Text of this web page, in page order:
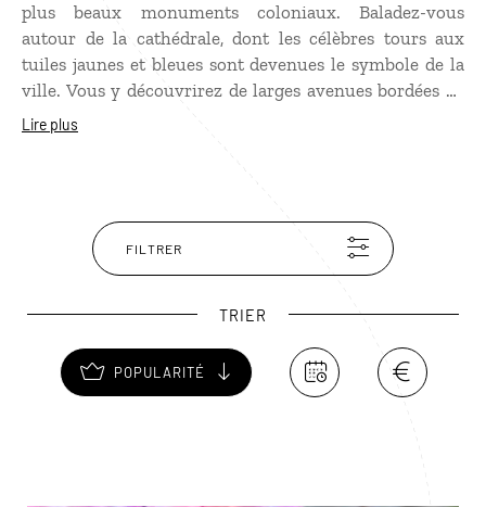
plus beaux monuments coloniaux. Baladez-vous
autour de la cathédrale, dont les célèbres tours aux
tuiles jaunes et bleues sont devenues le symbole de la
ville. Vous y découvrirez de larges avenues bordées de
jasmins et de bougainvilliers, ainsi que de jolies places
charreada(rodéo mexicain), dujarabe
traditionnelle mexicaine) et de la tequila. Un concentré
de Mexique à elle seule !
Lire plus
FILTRER
TRIER
POPULARITÉ